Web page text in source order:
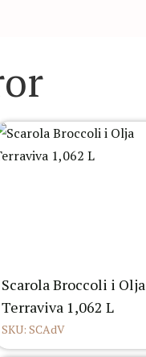
Scarola Broccoli i Olja
Terraviva 1,062 L
SKU: SCAdV